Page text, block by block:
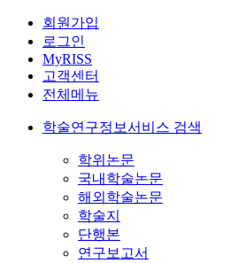
회원가입
로그인
MyRISS
고객센터
전체메뉴
학술연구정보서비스 검색
학위논문
국내학술논문
해외학술논문
학술지
단행본
연구보고서